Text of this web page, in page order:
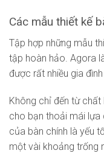
Các mẫu thiết kế
Tập hợp những mẫu
tập hoàn hảo. Agora
được rất nhiều gia
Không chỉ đến từ
cho bạn thoải mái lựa
của bàn chính là yếu
một vài khoảng trống